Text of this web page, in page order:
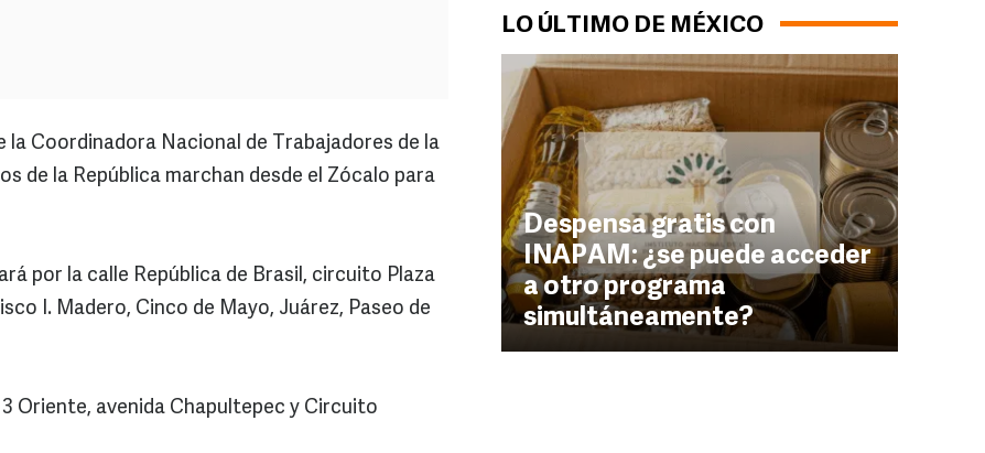
LO ÚLTIMO DE MÉXICO
Despensa gratis con
INAPAM: ¿se puede acceder
a otro programa
simultáneamente?
la Coordinadora Nacional de Trabajadores de la
de la República marchan desde el Zócalo para
por la calle República de Brasil, circuito Plaza
I. Madero, Cinco de Mayo, Juárez, Paseo de
Oriente, avenida Chapultepec y Circuito